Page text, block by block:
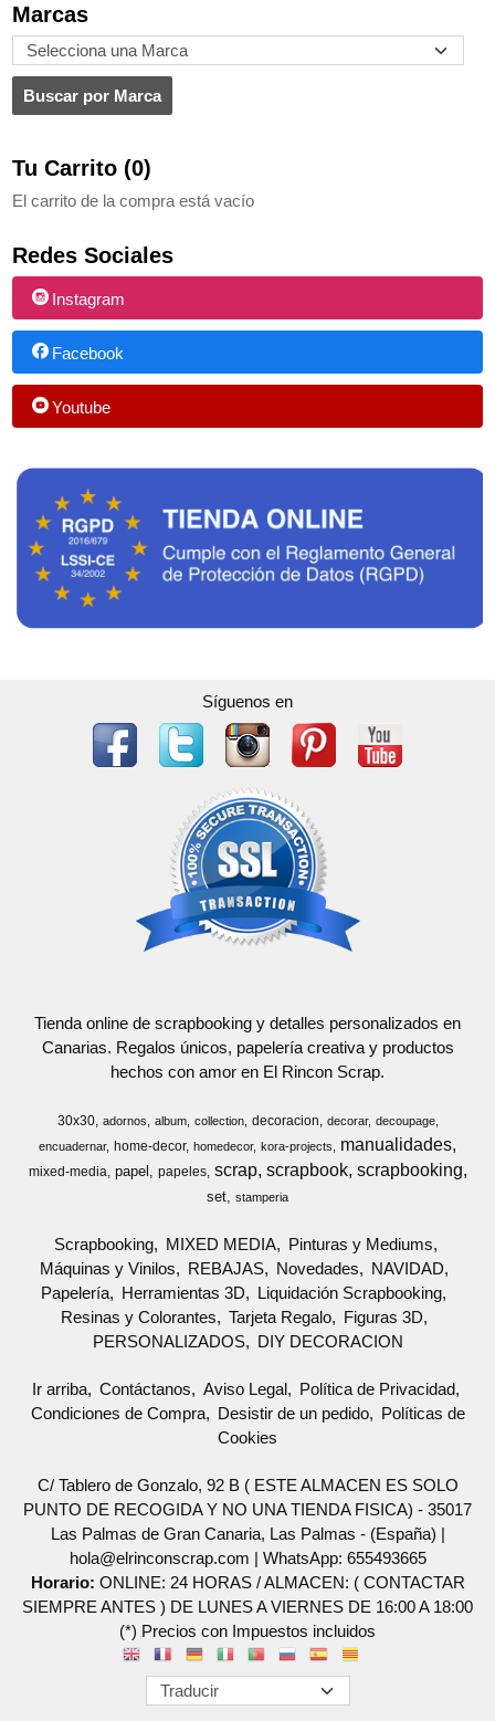
Marcas
Tu Carrito (0)
El carrito de la compra está vacío
Redes Sociales
Instagram
Facebook
Youtube
Síguenos en
Tienda online de scrapbooking y detalles personalizados en
Canarias. Regalos únicos, papelería creativa y productos
hechos con amor en El Rincon Scrap.
30x30 adornos album collection decoracion decorar
decoupage
encuadernar
home-decor homedecor kora-projects manualidades
mixed-media papel papeles scrap scrapbook scrapbooking
set stamperia
Scrapbooking MIXED MEDIA
Pinturas y Mediums
Máquinas y Vinilos
REBAJAS Novedades
NAVIDAD
Papelería
Herramientas 3D
Liquidación Scrapbooking
Resinas y Colorantes
Tarjeta Regalo
Figuras 3D
PERSONALIZADOS
DIY DECORACION
Ir arriba Contáctanos Aviso Legal
Política de Privacidad
Condiciones de Compra
Desistir de un pedido
Políticas de
Cookies
C/ Tablero de Gonzalo, 92 B ( ESTE ALMACEN ES SOLO
PUNTO DE RECOGIDA Y NO UNA TIENDA FISICA) - 35017
Las Palmas de Gran Canaria, Las Palmas - (España) |
hola@elrinconscrap.com | WhatsApp: 655493665
Horario: ONLINE: 24 HORAS / ALMACEN: ( CONTACTAR
SIEMPRE ANTES ) DE LUNES A VIERNES DE 16:00 A 18:00
(*) Precios con Impuestos incluidos